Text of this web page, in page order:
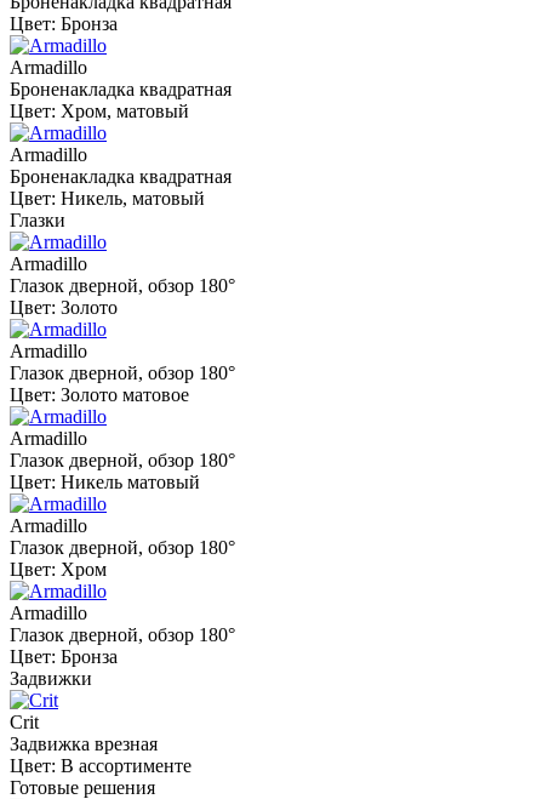
Цвет: Бронза
Armadillo
Броненакладка квадратная
Цвет: Хром, матовый
Armadillo
Броненакладка квадратная
Цвет: Никель, матовый
Глазки
Armadillo
Глазок дверной, обзор 180°
Цвет: Золото
Armadillo
Глазок дверной, обзор 180°
Цвет: Золото матовое
Armadillo
Глазок дверной, обзор 180°
Цвет: Никель матовый
Armadillo
Глазок дверной, обзор 180°
Цвет: Хром
Armadillo
Глазок дверной, обзор 180°
Цвет: Бронза
Задвижки
Crit
Задвижка врезная
Цвет: В ассортименте
Готовые решения